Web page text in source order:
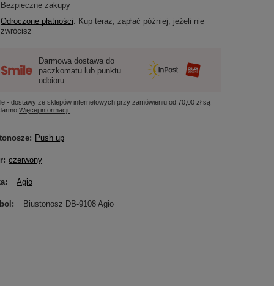
Bezpieczne zakupy
Odroczone płatności. Kup teraz, zapłać później, jeżeli nie
zwrócisz
Darmowa dostawa do
paczkomatu lub punktu
odbioru
- dostawy ze sklepów internetowych przy zamówieniu od70,00 złsą
Więcej informacji.
Push up
czerwony
Agio
Biustonosz DB-9108 Agio